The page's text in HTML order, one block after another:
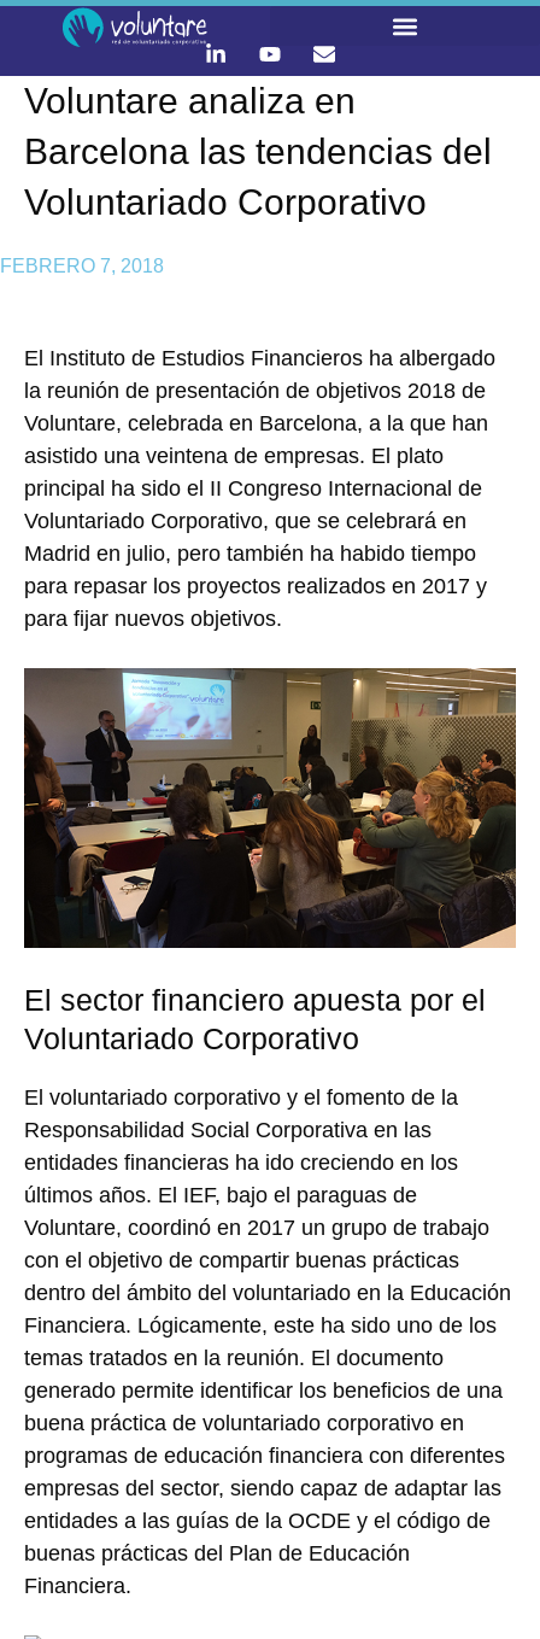
Voluntare analiza en
Barcelona las tendencias del
Voluntariado Corporativo
FEBRERO 7, 2018
El Instituto de Estudios Financieros ha albergado
la reunión de presentación de objetivos 2018 de
Voluntare, celebrada en Barcelona, a la que han
asistido una veintena de empresas. El plato
principal ha sido el II Congreso Internacional de
Voluntariado Corporativo, que se celebrará en
Madrid en julio, pero también ha habido tiempo
para repasar los proyectos realizados en 2017 y
para fijar nuevos objetivos.
El sector financiero apuesta por el
Voluntariado Corporativo
El voluntariado corporativo y el fomento de la
Responsabilidad Social Corporativa en las
entidades financieras ha ido creciendo en los
últimos años. El IEF, bajo el paraguas de
Voluntare, coordinó en 2017 un grupo de trabajo
con el objetivo de compartir buenas prácticas
dentro del ámbito del voluntariado en la Educación
Financiera. Lógicamente, este ha sido uno de los
temas tratados en la reunión. El documento
generado permite identificar los beneficios de una
buena práctica de voluntariado corporativo en
programas de educación financiera con diferentes
empresas del sector, siendo capaz de adaptar las
entidades a las guías de la OCDE y el código de
buenas prácticas del Plan de Educación
Financiera.